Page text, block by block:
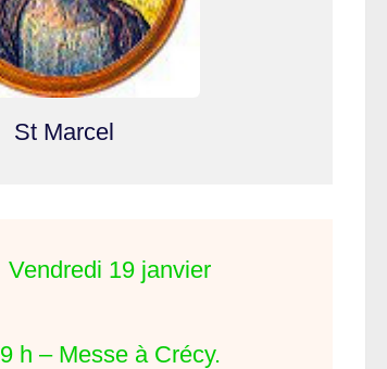
St Marcel
Vendredi 19 janvier
9 h – Messe à Crécy.